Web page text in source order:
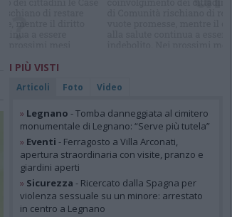
I PIÙ VISTI
Articoli Foto Video
» Legnano - Tomba danneggiata al cimitero
monumentale di Legnano: “Serve più tutela”
» Eventi - Ferragosto a Villa Arconati,
apertura straordinaria con visite, pranzo e
giardini aperti
» Sicurezza - Ricercato dalla Spagna per
violenza sessuale su un minore: arrestato
in centro a Legnano